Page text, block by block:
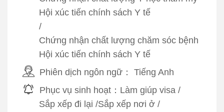
Hội xúc tiến chính sách Y tế
/
Chứng nhận chất lượng chăm sóc bệnh
Hội xúc tiến chính sách Y tế
Phiên dịch ngôn ngữ： Tiếng Anh
Phục vụ sinh hoạt： Làm giúp visa /
Sắp xếp đi lại /Sắp xếp nơi ở /